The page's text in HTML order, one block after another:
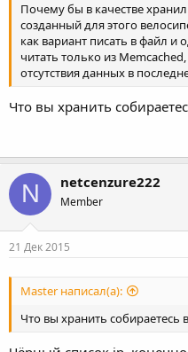
Почему бы в качестве
созданный для этого
как вариант писать в файл и
читать только из
отсутствия данных в
Что вы хранить
N netcenzure222
Member
21 Дек 2015
Master написал(а):
Что вы хранить собираетесь